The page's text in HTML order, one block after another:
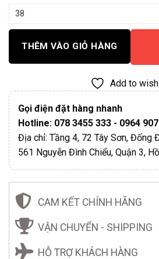
THÊM VÀO GIỎ HÀNG
Add to
Gọi điện đặt hàng nhanh
Hotline: 078 3455 333 - 0964
Địa chỉ: Tầng 4, 72 Tây Sơn, Đống
561 Nguyễn Đình Chiểu, Quận 3,
CAM KẾT CHÍNH HÃNG
VẬN CHUYỂN - SHIPPING
HỖ TRỢ KHÁCH HÀNG